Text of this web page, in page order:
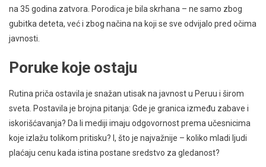
na 35 godina zatvora. Porodica je bila skrhana – ne samo zbog
gubitka deteta, već i zbog načina na koji se sve odvijalo pred očima
javnosti.
Poruke koje ostaju
Rutina priča ostavila je snažan utisak na javnost u Peruu i širom
sveta. Postavila je brojna pitanja: Gde je granica između zabave i
iskorišćavanja? Da li mediji imaju odgovornost prema učesnicima
koje izlažu tolikom pritisku? I, što je najvažnije – koliko mladi ljudi
plaćaju cenu kada istina postane sredstvo za gledanost?